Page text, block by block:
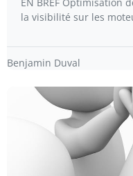
la visibilité sur les
Benjamin Duval